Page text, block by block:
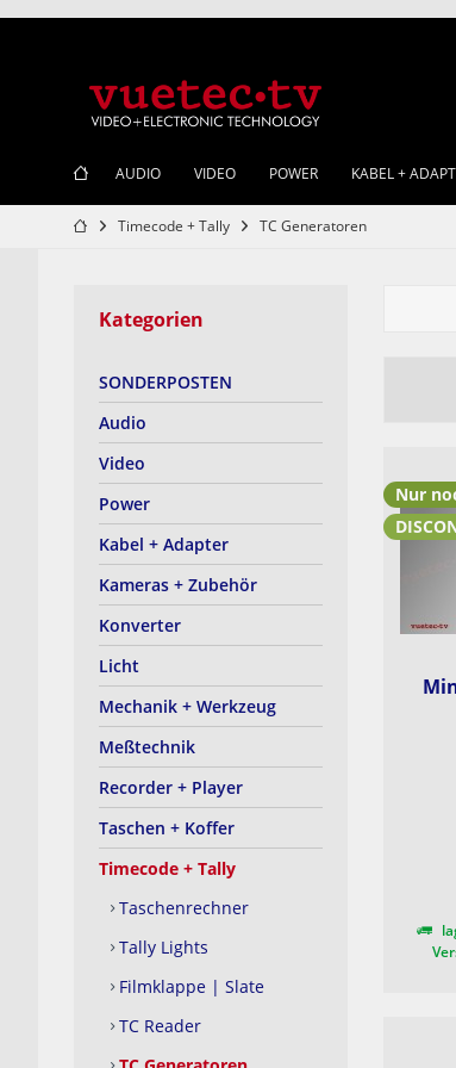
AUDIO VIDEO POWER KABEL +
Timecode + Tally TC Generatoren
Kategorien
SONDERPOSTEN
Audio
Video
Power
Kabel + Adapter
Kameras + Zubehör
Konverter
Licht
Mechanik + Werkzeug
Meßtechnik
Recorder + Player
Taschen + Koffer
Timecode + Tally
Taschenrechner
Tally Lights
Filmklappe | Slate
TC Reader
Nur